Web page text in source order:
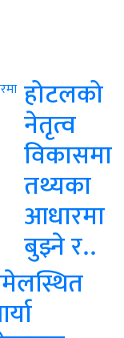
होटलको
नेतृत्व
विकासमा
तथ्यका
आधारमा
बुझ्ने र..